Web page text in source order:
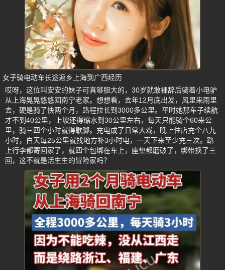
女子骑电动车长途返乡上海到广西经历
哎呀，这位叫安安的妹子可真够胆大的，30岁就敢裸辞后骑着小电驴
从上海晃晃悠悠回南宁老家。想想看，去年12月底出发，风里来雨里
去，硬是骑了快两个月，路程拉长到3000多公里。平时她那车子续航
才不到40公里，上坡还得缩水到30公里左右，每天只能骑个60来公
里，骑三四个小时就得歇脚。充电成了日常大戏，晚上住店充个八九
小时，白天每25公里就找地方补3小时电，一天下来至少充三次。路
上行李都寄回家了，就四个包绑在车上，座垫都磨破了，绑带换了三
回，这不就是活生生的冒险家吗？